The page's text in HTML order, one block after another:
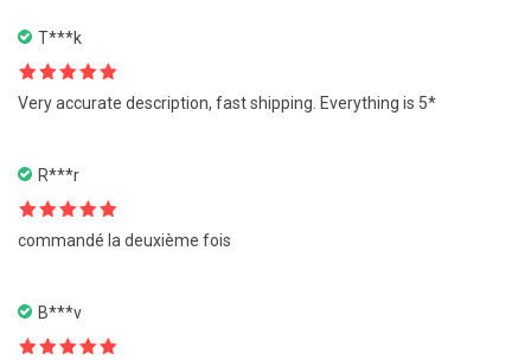
T***k
Note
5
Very accurate description, fast shipping. Everything is 5*
R***r
sur
5
commandé la deuxième fois
B***v